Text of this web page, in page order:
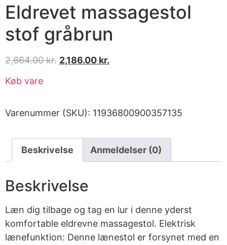
Eldrevet massagestol
stof gråbrun
2,664.00kr. 2,186.00 kr.
Køb vare
Varenummer (SKU): 11936800900357135
Beskrivelse Anmeldelser (0)
Beskrivelse
Læn dig tilbage og tag en lur i denne yderst
komfortable eldrevne massagestol. Elektrisk
lænefunktion: Denne lænestol er forsynet med en